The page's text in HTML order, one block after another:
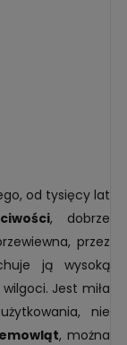
od tysięcy lat
, dobrze
przez
ją wysoką
Jest miła
nie
, można